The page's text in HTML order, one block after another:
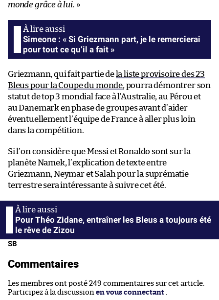
monde grâce à lui. »
Simeone : « Si Griezmann part, je le remercierai
pour tout ce qu’il a fait »
Griezmann, qui fait partie dela liste provisoire des 23
Bleus pour la Coupe du monde, pourra démontrer son
statut de top 3 mondial face à l’Australie, au Pérou et
au Danemark en phase de groupes avant d’aider
éventuellement l’équipe de France à aller plus loin
dans la compétition.
Si l’on considère que Messi et Ronaldo sont sur la
planète Namek, l’explication de texte entre
Griezmann, Neymar et Salah pour la suprématie
terrestre sera intéressante à suivre cet été.
Pour Théo Zidane, entraîner les Bleus a toujours été
le rêve de Zizou
SB
Commentaires
Les membres ont posté 249 commentaires sur cet article.
Participez à la discussion en vous connectant .